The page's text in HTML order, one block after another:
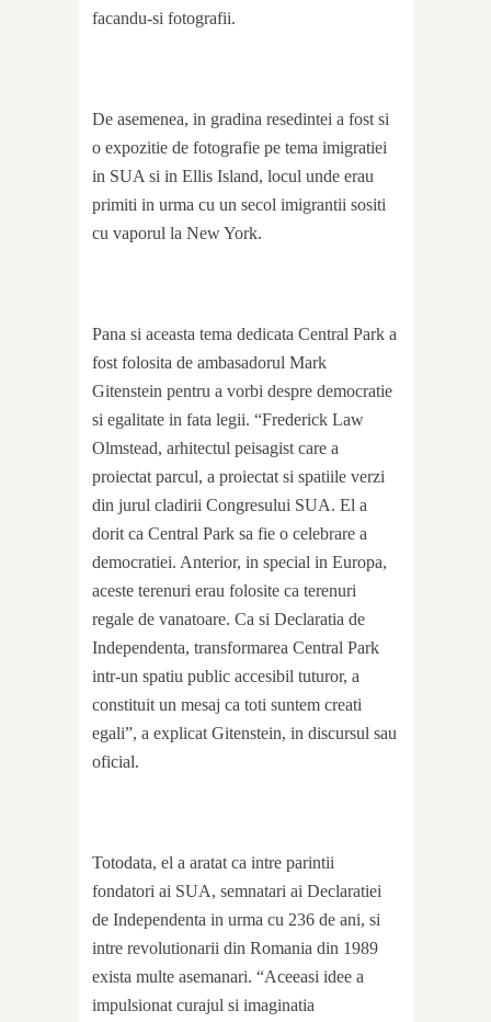
facandu-si fotografii.
De asemenea, in gradina resedintei a fost si
o expozitie de fotografie pe tema imigratiei
in SUA si in Ellis Island, locul unde erau
primiti in urma cu un secol imigrantii sositi
cu vaporul la New York.
Pana si aceasta tema dedicata Central Park a
fost folosita de ambasadorul Mark
Gitenstein pentru a vorbi despre democratie
si egalitate in fata legii. “Frederick Law
Olmstead, arhitectul peisagist care a
proiectat parcul, a proiectat si spatiile verzi
din jurul cladirii Congresului SUA. El a
dorit ca Central Park sa fie o celebrare a
democratiei. Anterior, in special in Europa,
aceste terenuri erau folosite ca terenuri
regale de vanatoare. Ca si Declaratia de
Independenta, transformarea Central Park
intr-un spatiu public accesibil tuturor, a
constituit un mesaj ca toti suntem creati
egali”, a explicat Gitenstein, in discursul sau
oficial.
Totodata, el a aratat ca intre parintii
fondatori ai SUA, semnatari ai Declaratiei
de Independenta in urma cu 236 de ani, si
intre revolutionarii din Romania din 1989
exista multe asemanari. “Aceeasi idee a
impulsionat curajul si imaginatia